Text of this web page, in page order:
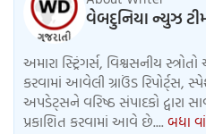
વેબદુનિયા ન્યુઝ
અમારા સ્ટ્રિંગર્સ, વિશ્વસનીય
કરવામાં આવેલી ગ્રાઉંડ રિપોર્ટ્સ,
અપડેટ્સને વરિષ્ઠ સંપાદકો દ્વારા
પ્રકાશિત કરવામાં આવે છે.... બધા